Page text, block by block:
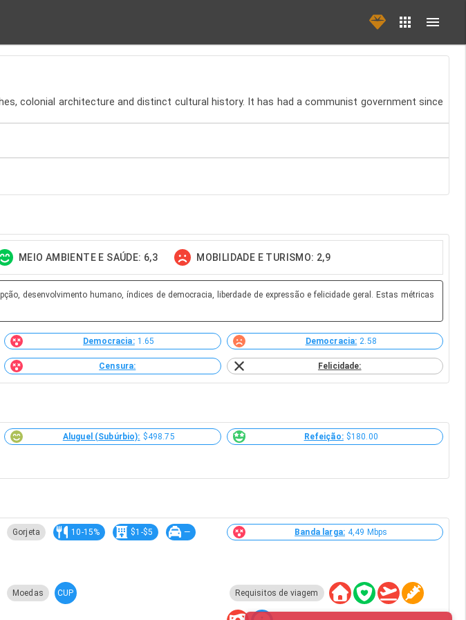
colonial architecture and distinct cultural history. It has had a communist government since
MEIO AMBIENTE E SAÚDE: 6,3 MOBILIDADE E TURISMO: 2,9
desenvolvimento humano, índices de democracia, liberdade de expressão e felicidade geral. Estas métricas
Democracia: 1.65 Democracia: 2.58
Censura: Felicidade:
Aluguel (Subúrbio): $498.75 Refeição: $180.00
Gorjeta 10-15% $1-$5 — Banda larga: 4,49 Mbps
Moedas CUP Requisitos de viagem